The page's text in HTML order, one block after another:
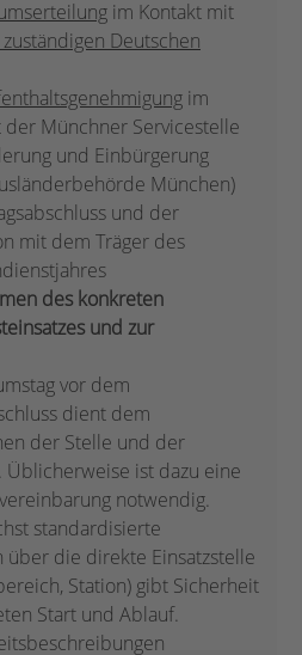
im Kontakt mit
Deutschen
im
der Münchner Servicestelle
und Einbürgerung
München)
und der
mit dem Träger des
des konkreten
und zur
vor dem
dient dem
der Stelle und der
Üblicherweise ist dazu eine
notwendig.
standardisierte
über die direkte Einsatzstelle
Station) gibt Sicherheit
Start und Ablauf.